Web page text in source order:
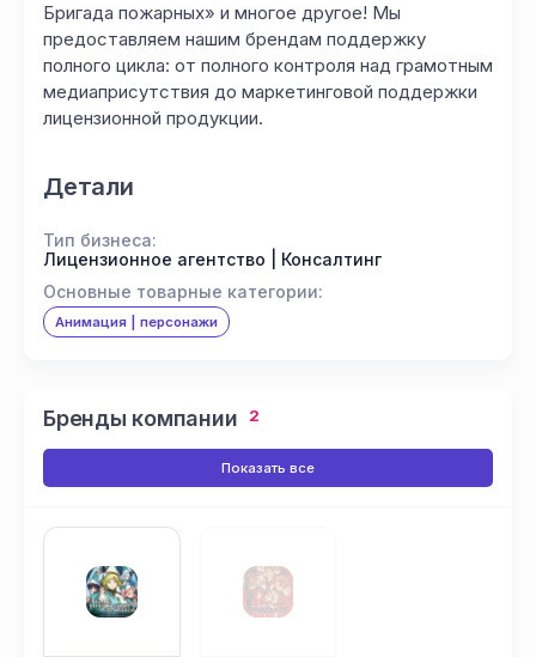
Бригада пожарных» и многое другое! Мы
предоставляем нашим брендам поддержку
полного цикла: от полного контроля над грамотным
медиаприсутствия до маркетинговой поддержки
лицензионной продукции.
Детали
Тип бизнеса:
Лицензионное агентство | Консалтинг
Основные товарные категории:
Анимация | персонажи
Бренды компании 2
Показать все